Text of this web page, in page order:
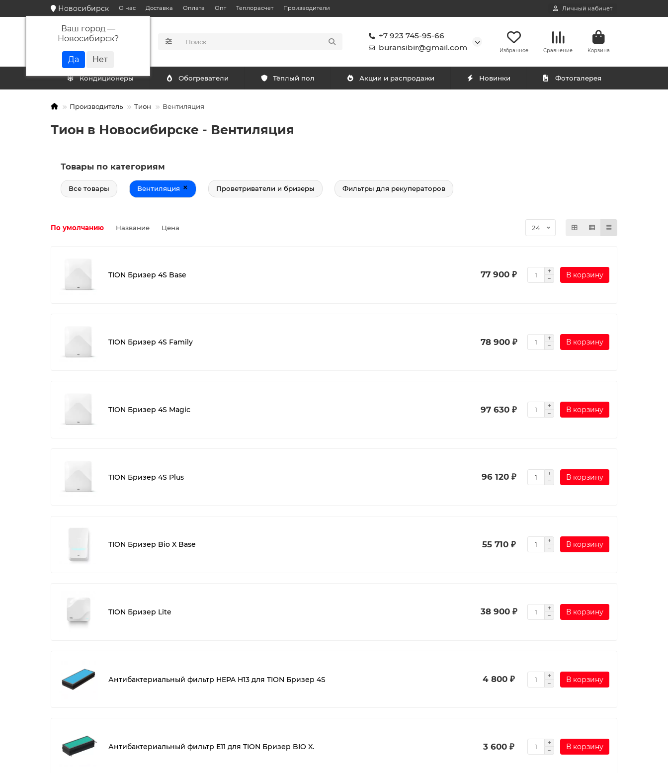
Новосибирск
Ваш город —
Новосибирск?
О нас Доставка Оплата Опт Теплорасчет Производители Личный кабинет
КАТАЛОГ
+7 923 745-95-66
buransibir@gmail.com
Избранное Сравнение Корзина
Кондиционеры Обогреватели Тёплый пол Акции и распродажи Новинки Фотогалерея
Производитель Тион Вентиляция
Тион в Новосибирске - Вентиляция
Товары по категориям
Все товары Вентиляция × Проветриватели и бризеры Фильтры для рекуператоров
По умолчанию Название Цена
TION Бризер 4S Base 77 900 ₽ В корзину
TION Бризер 4S Family 78 900 ₽ В корзину
TION Бризер 4S Magic 97 630 ₽ В корзину
TION Бризер 4S Plus 96 120 ₽ В корзину
TION Бризер Bio X Base 55 710 ₽ В корзину
TION Бризер Lite 38 900 ₽ В корзину
Антибактериальный фильтр HEPA H13 для TION Бризер 4S 4 800 ₽ В корзину
Антибактериальный фильтр Е11 для TION Бризер BIO X. 3 600 ₽ В корзину